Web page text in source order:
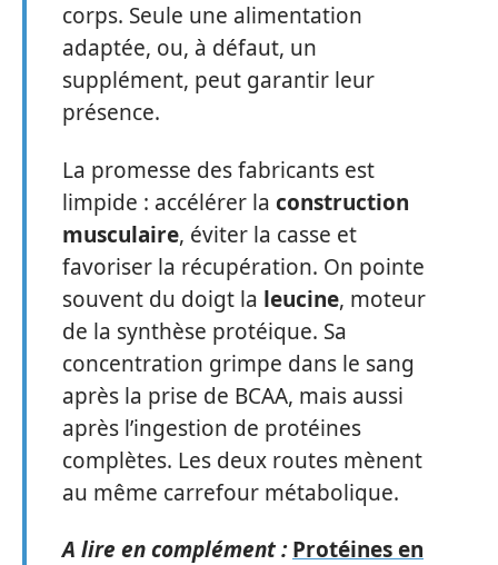
corps. Seule une alimentation
adaptée, ou, à défaut, un
supplément, peut garantir leur
présence.
La promesse des fabricants est
limpide : accélérer la construction
musculaire, éviter la casse et
favoriser la récupération. On pointe
souvent du doigt la leucine, moteur
de la synthèse protéique. Sa
concentration grimpe dans le sang
après la prise de BCAA, mais aussi
après l’ingestion de protéines
complètes. Les deux routes mènent
au même carrefour métabolique.
A lire en complément : Protéines en